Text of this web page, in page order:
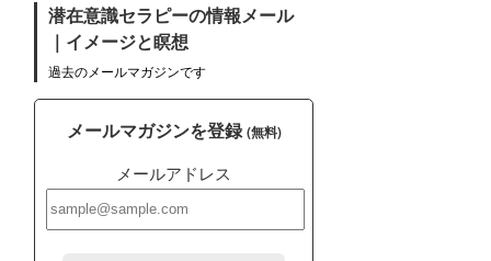
潜在意識セラピーの情報メール
｜イメージと瞑想
過去のメールマガジンです
メールマガジンを登録(無料)
メールアドレス